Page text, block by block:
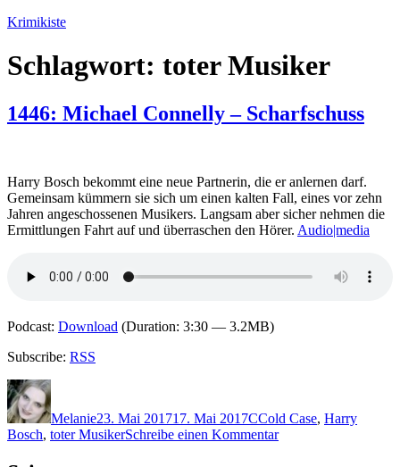
Zum
springen
Krimikiste
Schlagwort: toter Musiker
1446: Michael Connelly – Scharfschuss
Harry Bosch bekommt eine neue Partnerin, die er anlernen darf.
Gemeinsam kümmern sie sich um einen kalten Fall, eines vor zehn
Jahren angeschossenen Musikers. Langsam aber sicher nehmen die
Ermittlungen Fahrt auf und überraschen den Hörer. Audio|media
Podcast: Download (Duration: 3:30 — 3.2MB)
Subscribe: RSS
Autor
Melanie23. Mai 201717. Mai 2017CCold Case, Harry
Bosch, toter MusikerSchreibe einen Kommentarzu